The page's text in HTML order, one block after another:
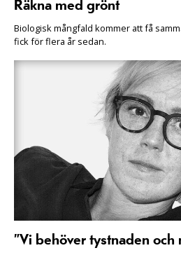
Räkna med grönt
Biologisk mångfald kommer att få
fick för flera år sedan.
”Vi behöver tystnaden och